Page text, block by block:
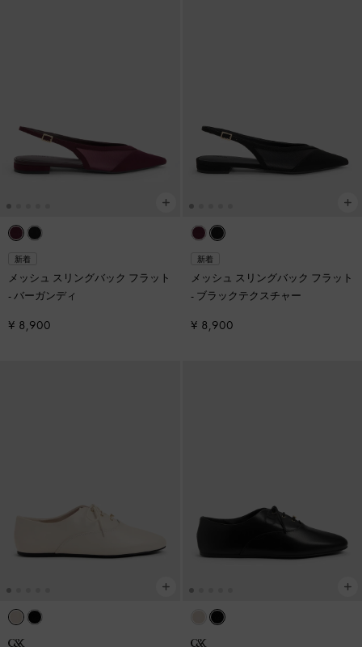
新着
メッシュ スリングバック フラット
-バーガンディ
¥ 8,900
新着
メッシュ スリングバック フラット
- ブラックテクスチャー
¥ 8,900